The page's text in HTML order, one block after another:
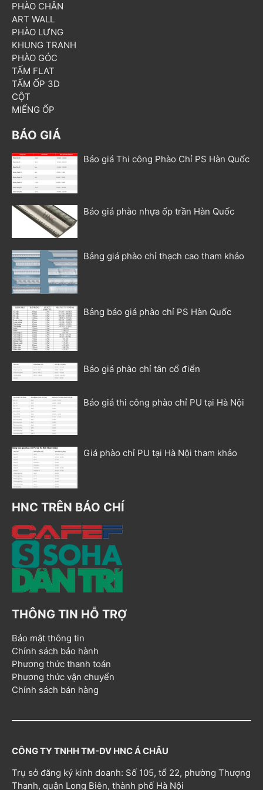
PHÀO CHÂN
ART WALL
PHÀO LƯNG
KHUNG TRANH
PHÀO GÓC
TẤM FLAT
TẤM ỐP 3D
CỘT
MIẾNG ỐP
BÁO GIÁ
Báo giá Thi công Phào Chỉ PS Hàn Quốc
Báo giá phào nhựa ốp trần Hàn Quốc
Bảng giá phào chỉ thạch cao tham khảo
Bảng báo giá phào chỉ PS Hàn Quốc
Báo giá phào chỉ tân cổ điển
Báo giá thi công phào chỉ PU tại Hà Nội
Giá phào chỉ PU tại Hà Nội tham khảo
HNC TRÊN BÁO CHÍ
THÔNG TIN HỖ TRỢ
Bảo mật thông tin
Chính sách bảo hành
Phương thức thanh toán
Phương thức vận chuyển
Chính sách bán hàng
CÔNG TY TNHH TM-DV HNC Á CHÂU
Trụ sở đăng ký kinh doanh: Số 105, tổ 22, phường Thượng
Thanh, quận Long Biên, thành phố Hà Nội